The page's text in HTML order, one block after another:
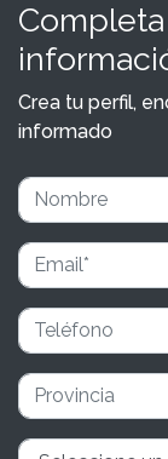
Crea tu perfil,
informado